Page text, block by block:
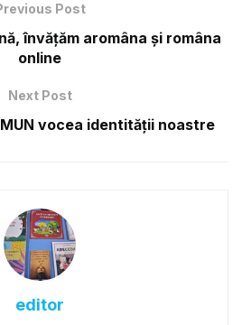
Post
învățăm aromâna și româna
online
Next Post
vocea identității noastre
editor